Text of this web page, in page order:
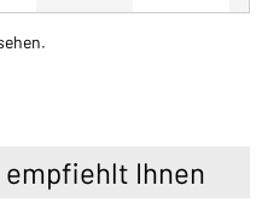
Ihnen